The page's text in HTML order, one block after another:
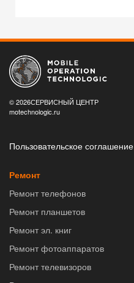
© 2026СЕРВИСНЫЙ ЦЕНТР
motechnologic.ru
Пользовательское соглашение
Ремонт
Ремонт телефонов
Ремонт планшетов
Ремонт эл. книг
Ремонт фотоаппаратов
Ремонт телевизоров